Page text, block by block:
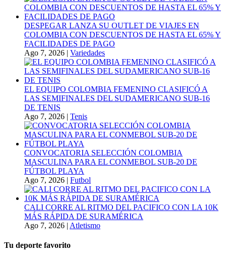
DESPEGAR LANZA SU OUTLET DE VIAJES EN
COLOMBIA CON DESCUENTOS DE HASTA EL 65% Y
FACILIDADES DE PAGO
Ago 7, 2026 | Variedades
EL EQUIPO COLOMBIA FEMENINO CLASIFICÓ A
LAS SEMIFINALES DEL SUDAMERICANO SUB-16
DE TENIS
Ago 7, 2026 | Tenis
CONVOCATORIA SELECCIÓN COLOMBIA
MASCULINA PARA EL CONMEBOL SUB-20 DE
FÚTBOL PLAYA
Ago 7, 2026 | Futbol
CALI CORRE AL RITMO DEL PACIFICO CON LA 10K
MÁS RÁPIDA DE SURAMÉRICA
Ago 7, 2026 | Atletismo
Tu deporte favorito